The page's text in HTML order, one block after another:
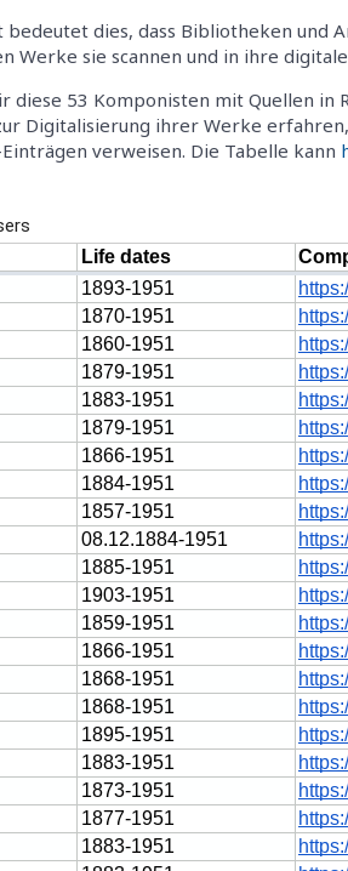
dies, dass Bibliotheken und
Werke sie scannen und in ihre
diese 53 Komponisten mit Quellen in
Digitalisierung ihrer Werke
verweisen. Die Tabelle kann